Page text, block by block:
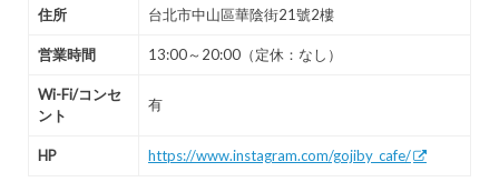
住所 台北市中山區華陰街21號2樓
営業時間 13:00～20:00（定休：なし）
Wi-Fi/コンセ
ント
有
HP https://www.instagram.com/gojiby_cafe/